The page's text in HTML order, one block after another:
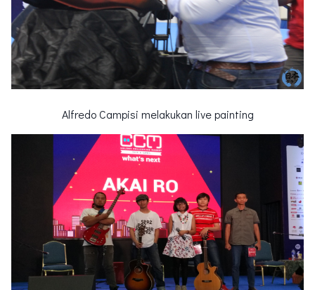
Alfredo Campisi melakukan live painting